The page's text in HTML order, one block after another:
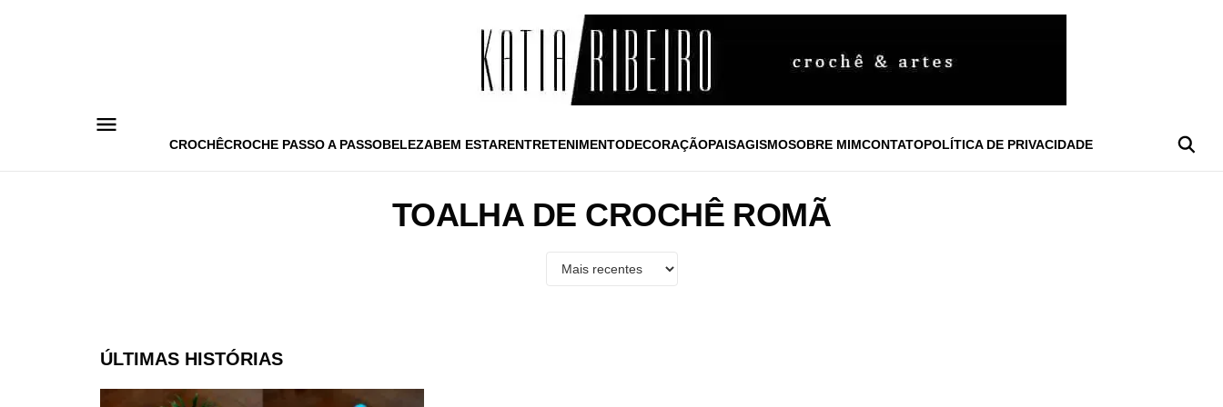
CROCHÊCROCHE PASSO A PASSOBELEZABEM ESTARENTRETENIMENTODECORAÇÃOPAISAGISMOSOBRE MIMCONTATOPOLÍTICA DE PRIVACIDADE
TOALHA DE CROCHÊ ROMÃ
ÚLTIMAS HISTÓRIAS